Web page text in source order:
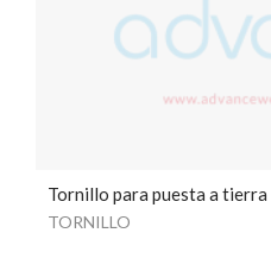
Tornillo para puesta a
TORNILLO